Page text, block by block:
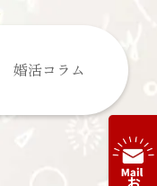
婚活コラム